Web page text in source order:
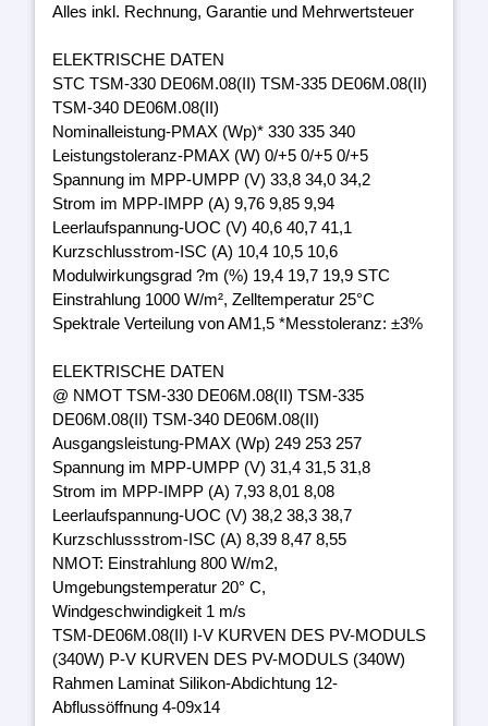
Alles inkl. Rechnung, Garantie und Mehrwertsteuer
ELEKTRISCHE DATEN
STC TSM-330 DE06M.08(II) TSM-335 DE06M.08(II)
TSM-340 DE06M.08(II)
Nominalleistung-PMAX (Wp)* 330 335 340
Leistungstoleranz-PMAX (W) 0/+5 0/+5 0/+5
Spannung im MPP-UMPP (V) 33,8 34,0 34,2
Strom im MPP-IMPP (A) 9,76 9,85 9,94
Leerlaufspannung-UOC (V) 40,6 40,7 41,1
Kurzschlusstrom-ISC (A) 10,4 10,5 10,6
Modulwirkungsgrad ?m (%) 19,4 19,7 19,9 STC
Einstrahlung 1000 W/m², Zelltemperatur 25°C
Spektrale Verteilung von AM1,5 *Messtoleranz: ±3%
ELEKTRISCHE DATEN
@ NMOT TSM-330 DE06M.08(II) TSM-335
DE06M.08(II) TSM-340 DE06M.08(II)
Ausgangsleistung-PMAX (Wp) 249 253 257
Spannung im MPP-UMPP (V) 31,4 31,5 31,8
Strom im MPP-IMPP (A) 7,93 8,01 8,08
Leerlaufspannung-UOC (V) 38,2 38,3 38,7
Kurzschlussstrom-ISC (A) 8,39 8,47 8,55
NMOT: Einstrahlung 800 W/m2,
Umgebungstemperatur 20° C,
Windgeschwindigkeit 1 m/s
TSM-DE06M.08(II) I-V KURVEN DES PV-MODULS
(340W) P-V KURVEN DES PV-MODULS (340W)
Rahmen Laminat Silikon-Abdichtung 12-
Abflussöffnung 4-09x14